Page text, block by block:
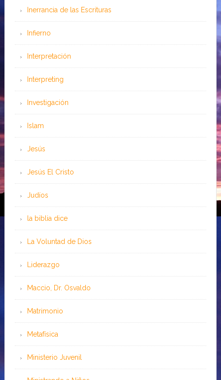
Inerrancia de las Escrituras
Infierno
Interpretación
Interpreting
Investigación
Islam
Jesús
Jesús El Cristo
Judíos
la biblia dice
La Voluntad de Dios
Liderazgo
Maccio, Dr. Osvaldo
Matrimonio
Metafísica
Ministerio Juvenil